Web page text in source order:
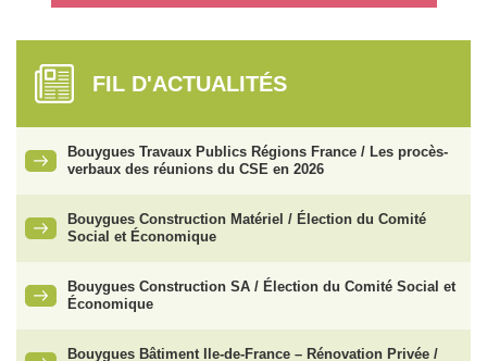
FIL D'ACTUALITÉS
Bouygues Travaux Publics Régions France / Les procès-
verbaux des réunions du CSE en 2026
Bouygues Construction Matériel / Élection du Comité
Social et Économique
Bouygues Construction SA / Élection du Comité Social et
Économique
Bouygues Bâtiment Ile-de-France – Rénovation Privée /